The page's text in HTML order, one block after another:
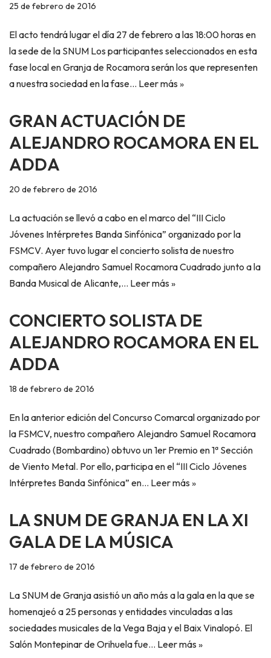
25 de febrero de 2016
El acto tendrá lugar el día 27 de febrero a las 18:00 horas en
la sede de la SNUM Los participantes seleccionados en esta
fase local en Granja de Rocamora serán los que representen
a nuestra sociedad en la fase… Leer más »
GRAN ACTUACIÓN DE
ALEJANDRO ROCAMORA EN EL
ADDA
20 de febrero de 2016
La actuación se llevó a cabo en el marco del “III Ciclo
Jóvenes Intérpretes Banda Sinfónica” organizado por la
FSMCV. Ayer tuvo lugar el concierto solista de nuestro
compañero Alejandro Samuel Rocamora Cuadrado junto a la
Banda Musical de Alicante,… Leer más »
CONCIERTO SOLISTA DE
ALEJANDRO ROCAMORA EN EL
ADDA
18 de febrero de 2016
En la anterior edición del Concurso Comarcal organizado por
la FSMCV, nuestro compañero Alejandro Samuel Rocamora
Cuadrado (Bombardino) obtuvo un 1er Premio en 1ª Sección
de Viento Metal. Por ello, participa en el “III Ciclo Jóvenes
Intérpretes Banda Sinfónica” en… Leer más »
LA SNUM DE GRANJA EN LA XI
GALA DE LA MÚSICA
17 de febrero de 2016
La SNUM de Granja asistió un año más a la gala en la que se
homenajeó a 25 personas y entidades vinculadas a las
sociedades musicales de la Vega Baja y el Baix Vinalopó. El
Salón Montepinar de Orihuela fue… Leer más »